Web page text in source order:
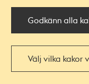
Godkänn alla
Välj vilka kakor